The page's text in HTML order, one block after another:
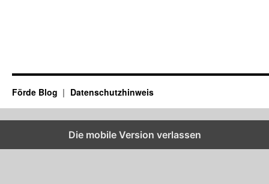
Förde Blog Datenschutzhinweis
Die mobile Version verlassen